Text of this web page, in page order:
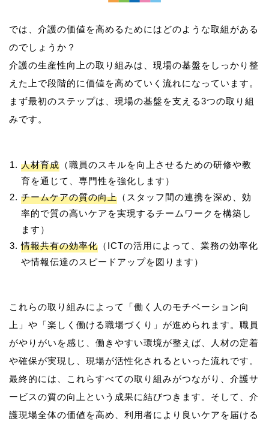
では、介護の価値を高めるためにはどのような取組がある
のでしょうか？
介護の生産性向上の取り組みは、現場の基盤をしっかり整
えた上で段階的に価値を高めていく流れになっています。
まず最初のステップは、現場の基盤を支える3つの取り組
人材育成 （職員のスキルを向上させるための研修や教
育を通じて、専門性を強化します）
チームケアの質の向上 （スタッフ間の連携を深め、効
率的で質の高いケアを実現するチームワークを構築し
ます）
情報共有の効率化 （ICTの活用によって、業務の効率化
や情報伝達のスピードアップを図ります）
これらの取り組みによって「働く人のモチベーション向
上」や「楽しく働ける職場づくり」が進められます。職員
がやりがいを感じ、働きやすい環境が整えば、人材の定着
や確保が実現し、現場が活性化されるといった流れです。
最終的には、これらすべての取り組みがつながり、介護サ
ービスの質の向上という成果に結びつきます。そして、介
護現場全体の価値を高め、利用者により良いケアを届ける